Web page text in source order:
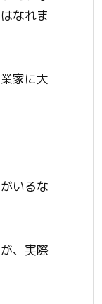
なれま
家に大
いるな
、実際